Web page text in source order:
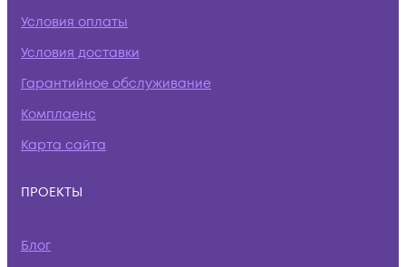
Условия оплаты
Условия доставки
Гарантийное обслуживание
Комплаенс
Карта сайта
ПРОЕКТЫ
Блог